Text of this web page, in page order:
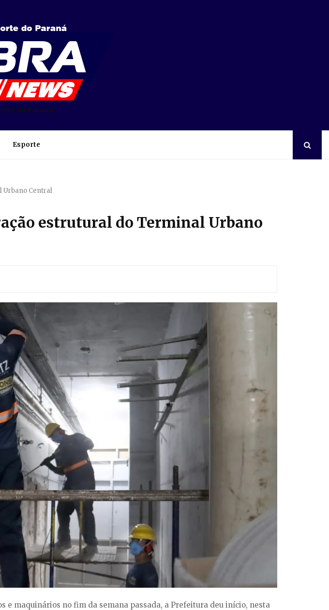
do Paraná
Esporte
Urbano Central
estrutural do Terminal Urbano
e maquinários no fim da semana passada, a Prefeitura deu início, nesta